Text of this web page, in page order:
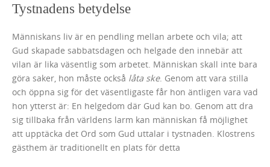
Tystnadens betydelse
Människans liv är en pendling mellan arbete och vila; att
Gud skapade sabbatsdagen och helgade den innebär att
vilan är lika väsentlig som arbetet. Människan skall inte bara
göra saker, hon måste också låta ske. Genom att vara stilla
och öppna sig för det väsentligaste får hon äntligen vara vad
hon ytterst är: En helgedom där Gud kan bo. Genom att dra
sig tillbaka från världens larm kan människan få möjlighet
att upptäcka det Ord som Gud uttalar i tystnaden. Klostrens
gästhem är traditionellt en plats för detta